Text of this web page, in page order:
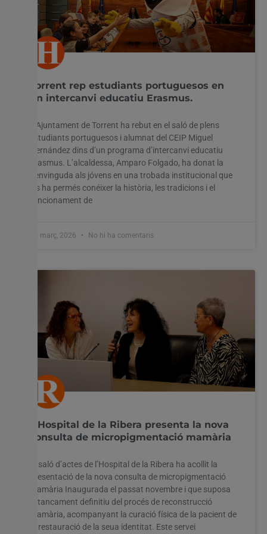
Torrent rep estudiants portuguesos en
un intercanvi educatiu Erasmus.
L’Ajuntament de Torrent ha rebut en el saló de plens
estudiants portuguesos i alumnat del CEIP Miguel
Hernández dins d’un programa d’intercanvi educatiu
Erasmus. L’alcaldessa, Amparo Folgado, ha donat la
benvinguda als jóvens en una trobada institucional que
els ha permés conéixer la història, les tradicions i el
funcionament de
26 març, 2026 No hi ha comentaris
L’Hospital de la Ribera presenta la nova
consulta de micropigmentació mamària
El saló d’actes de l’Hospital de la Ribera ha acollit la
presentació de la nova consulta de micropigmentació
mamària Inaugurada el passat novembre i que suposa
el tancament definitiu del procés de reconstrucció
mamària, acompanyant la curació física de la pacient de
la restauració de la seua identitat. Este servei